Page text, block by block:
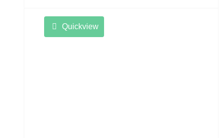
Quickview